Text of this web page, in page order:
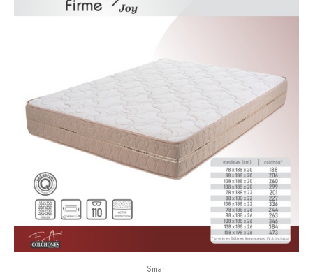
Smart